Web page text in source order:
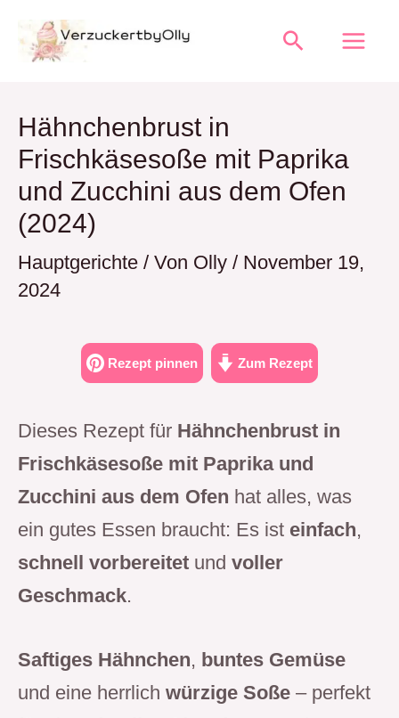
Inhalt
Suchen
Hähnchenbrust in
Frischkäsesoße mit Paprika
und Zucchini aus dem Ofen
(2024)
Hauptgerichte / Von Olly / November 19,
2024
Rezept pinnen Zum Rezept
Dieses Rezept für Hähnchenbrust in
Frischkäsesoße mit Paprika und
Zucchini aus dem Ofen hat alles, was
ein gutes Essen braucht: Es ist einfach,
schnell vorbereitet und voller
Geschmack.
Saftiges Hähnchen, buntes Gemüse
und eine herrlich würzige Soße – perfekt